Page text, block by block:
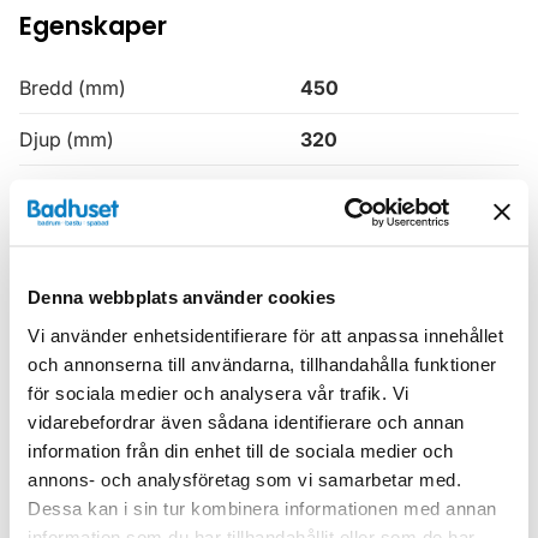
Denna webbplats använder cookies
Vi använder enhetsidentifierare för att anpassa innehållet
och annonserna till användarna, tillhandahålla funktioner
för sociala medier och analysera vår trafik. Vi
vidarebefordrar även sådana identifierare och annan
information från din enhet till de sociala medier och
annons- och analysföretag som vi samarbetar med.
Dessa kan i sin tur kombinera informationen med annan
Egenskaper
Bredd (mm) 450
Djup (mm) 320
Produkttyp Högskåp
Serie H3
Varumärke Haven
SKU: hvv900642-51
MPN: 900642-51